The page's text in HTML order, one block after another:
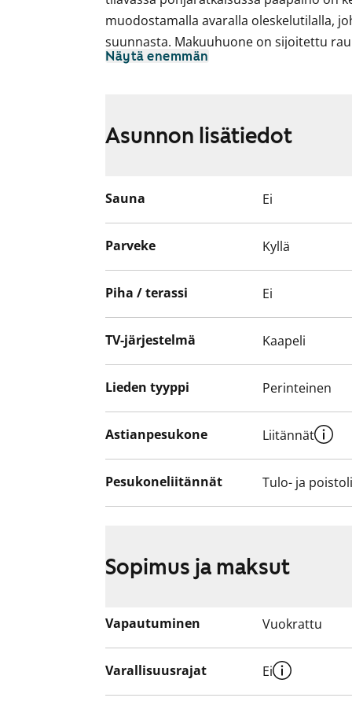
muodostamalla avaralla oleskelutilalla,
suunnasta. Makuuhuone on sijoitettu
asunnon tuulettamista helpottaa
lämpimänsävyistä puuta.
Näytä enemmän
Asunnon lisätiedot
Sauna Ei
Parveke Kyllä
Piha / terassi Ei
TV-järjestelmä Kaapeli
Lieden tyyppi Perinteinen
Astianpesukone Liitännät
Pesukoneliitännät Tulo- ja
Sopimus ja maksut
Vapautuminen Vuokrattu
Varallisuusrajat Ei